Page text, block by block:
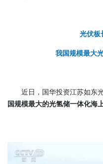
光伏板
我国规模最大
近日，国华投资江苏如东光
国规模最大的光氢储一体化海